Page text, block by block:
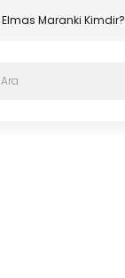
Elmas Maranki Kimdir?